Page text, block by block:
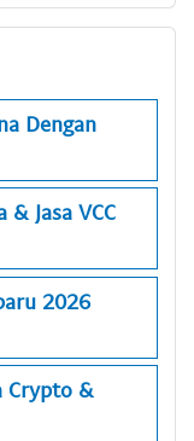
Dengan
Jasa VCC
2026
Crypto &